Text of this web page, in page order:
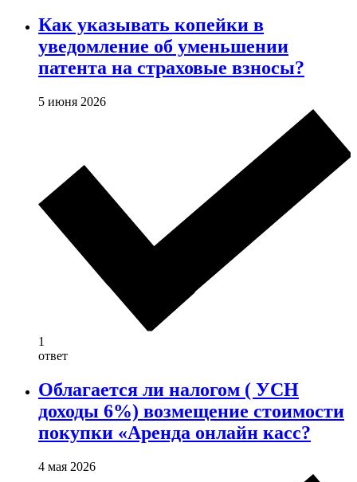
Как указывать копейки в
уведомление об уменьшении
патента на страховые взносы?
5 июня 2026
1
ответ
Облагается ли налогом ( УСН
доходы 6%) возмещение стоимости
покупки «Аренда онлайн касс?
4 мая 2026